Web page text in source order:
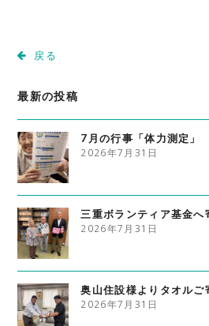
戻る
最新の投稿
7月の行事「体力測定」
2026年7月31日
三重ボランティア基金へ
2026年7月31日
奥山住設様よりタオルご
2026年7月31日